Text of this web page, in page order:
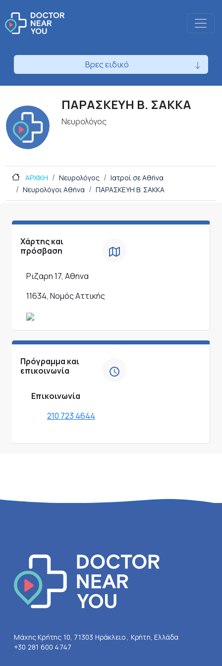
Βρες ειδικό
ΠΑΡΑΣΚΕΥΗ Β. ΣΑΚΚΑ
Νευρολόγος
ΑΡΧΙΚΗ Νευρολόγος
Ιατροί σε Αθήνα
Νευρολόγοι Αθήνα
ΠΑΡΑΣΚΕΥΗ Β. ΣΑΚΚΑ
Χάρτης και
πρόσβαση
Ριζαρη 17, Αθηνα
11634, Νομός Αττικής
Πρόγραμμα και
επικοινωνία
Επικοινωνία
210 723 4644
Μάχης Κρήτης 10, 71303 Ηράκλειο , Κρήτη, Ελλάδα
+30 281 600 4747